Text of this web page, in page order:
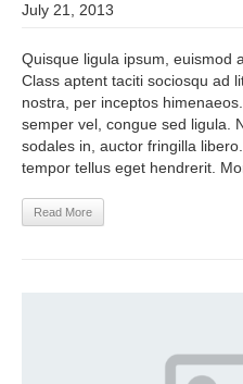
July 21, 2013
Quisque ligula ipsum, euismod
Class aptent taciti sociosqu ad
nostra, per inceptos
semper vel, congue sed ligula.
sodales in, auctor fringilla
tempor tellus eget hendrerit.
Read More